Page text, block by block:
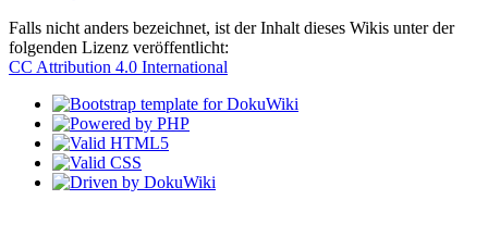
Falls nicht anders bezeichnet, ist der Inhalt dieses Wikis unter der
folgenden Lizenz veröffentlicht:
CC Attribution 4.0 International